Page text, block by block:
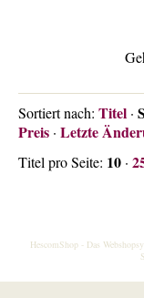
Versandkosten
AGB
Widerrufsrecht
Sortiert nach: Titel ·
Preis · Letzte
Titel pro Seite: 10 ·
HescomShop- Das